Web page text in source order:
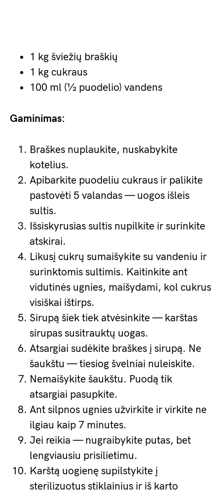
1 kg šviežių braškių
1 kg cukraus
100 ml (½ puodelio) vandens
Gaminimas:
Braškes nuplaukite, nuskabykite
kotelius.
Apibarkite puodeliu cukraus ir palikite
pastovėti 5 valandas — uogos išleis
sultis.
Išsiskyrusias sultis nupilkite ir surinkite
atskirai.
Likusį cukrų sumaišykite su vandeniu ir
surinktomis sultimis. Kaitinkite ant
vidutinės ugnies, maišydami, kol cukrus
visiškai ištirps.
Sirupą šiek tiek atvėsinkite — karštas
sirupas susitrauktų uogas.
Atsargiai sudėkite braškes į sirupą. Ne
šaukštu — tiesiog švelniai nuleiskite.
Nemaišykite šaukštu. Puodą tik
atsargiai pasupkite.
Ant silpnos ugnies užvirkite ir virkite ne
ilgiau kaip 7 minutes.
Jei reikia — nugraibykite putas, bet
lengviausiu prisilietimu.
Karštą uogienę supilstykite į
sterilizuotus stiklainius ir iš karto